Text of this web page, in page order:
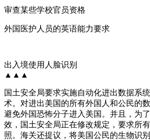
审查某些学校官员资格
外国医护人员的英语能力要求
出入境使用人脸识别
▲▲▲
国土安全局要求实施自动化进出数据系
术。对进出美国的所有外国人和公民的
避免外国恐怖分子进入美国。并且，为
效，国土安全局正在修改规定，要求所
照。海关还提议，将美国公民的生物识